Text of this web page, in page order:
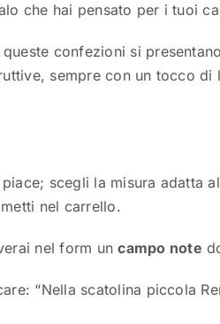
che hai pensato per i tuoi
confezioni si
sempre con un tocco di
scegli la misura adatta
nel carrello.
nel form uncampo note
“Nella scatolina piccola